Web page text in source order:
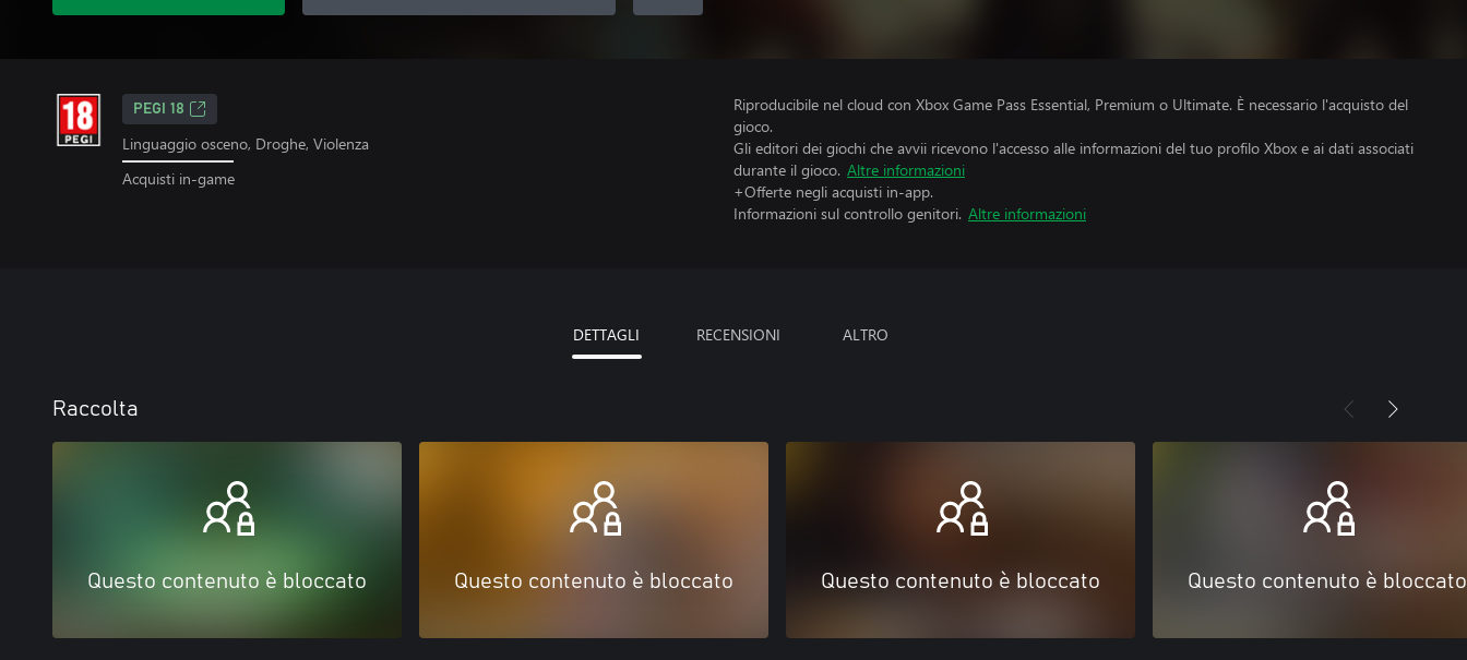
PEGI 18
Linguaggio osceno, Droghe, Violenza
Acquisti in-game
Riproducibile nel cloud con Xbox Game Pass Essential, Premium o Ultimate. È necessario l'acquisto del
gioco.
Gli editori dei giochi che avvii ricevono l'accesso alle informazioni del tuo profilo Xbox e ai dati associati
durante il gioco. Altre informazioni
+Offerte negli acquisti in-app.
Informazioni sul controllo genitori. Altre informazioni
DETTAGLI RECENSIONI ALTRO
Raccolta
Questo contenuto è bloccato Questo contenuto è bloccato Questo contenuto è bloccato Questo contenuto è bloccato